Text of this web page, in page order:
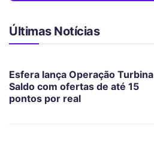
Últimas Notícias
Esfera lança Operação Turbina
Saldo com ofertas de até 15
pontos por real